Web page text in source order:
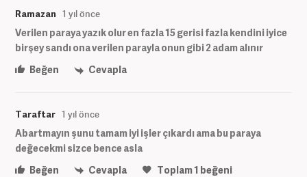
Ramazan 1 yıl önce
Verilen paraya yazık olur en fazla 15 gerisi fazla kendini iyice
birşey sandı ona verilen parayla onun gibi 2 adam alınır
Beğen
Cevapla
Taraftar 1 yıl önce
Abartmayın şunu tamam iyi işler çıkardı ama bu paraya
değecekmi sizce bence asla
Beğen
Cevapla Toplam1 beğeni